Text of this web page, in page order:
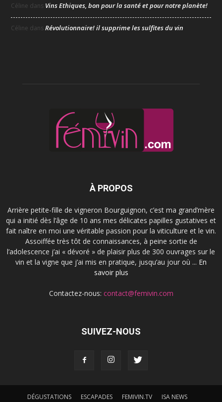
Céline dans Vins Ethiques, bon pour la santé et pour notre planète!
Céline dansRévolutionnaire! il supprime les sulfites du vin
À PROPOS
Arrière petite-fille de vigneron Bourguignon, c’est ma grand’mère
qui a initié dès l’âge de 10 ans mes délicates papilles gustatives et
fait naître en moi une véritable passion pour la viticulture et le vin.
Assoiffée très tôt de connaissances, à peine sortie de
l’adolescence j’ai « dévoré » de plaisir plus de 300 ouvrages sur le
vin et la vigne que j’ai mis en pratique, jusqu’au jour où ... En
savoir plus
Contactez-nous: contact@femivin.com
SUIVEZ-NOUS
DÉGUSTATIONS ESCAPADES FEMIVIN.TV ISA NEWS